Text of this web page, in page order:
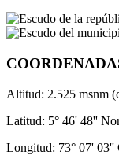
Altitud: 2.525 msnm
Latitud: 5° 46' 48''
Longitud: 73° 07' 03''